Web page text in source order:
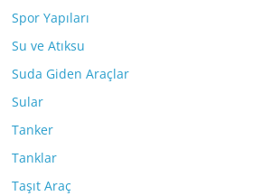
Spor Yapıları
Su ve Atıksu
Suda Giden Araçlar
Sular
Tanker
Tanklar
Taşıt Araç